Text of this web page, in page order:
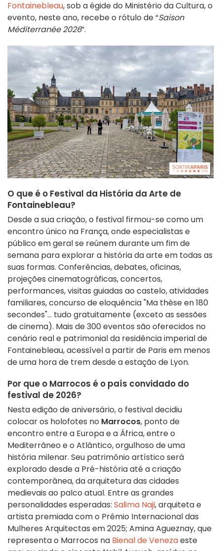
Fontainebleau, sob a égide do Ministério da Cultura, o
evento, neste ano, recebe o rótulo de “Saison
Méditerranée 2026”.
O que é o Festival da História da Arte de
Fontainebleau?
Desde a sua criação, o festival firmou-se como um
encontro único na França, onde especialistas e
público em geral se reúnem durante um fim de
semana para explorar a história da arte em todas as
suas formas. Conferências, debates, oficinas,
projeções cinematográficas, concertos,
performances, visitas guiadas ao castelo, atividades
familiares, concurso de eloquência "Ma thèse en 180
secondes"… tudo gratuitamente (exceto as sessões
de cinema). Mais de 300 eventos são oferecidos no
cenário real e patrimonial da residência imperial de
Fontainebleau, acessível a partir de Paris em menos
de uma hora de trem desde a estação de Lyon.
Por que o Marrocos é o país convidado do
festival de 2026?
Nesta edição de aniversário, o festival decidiu
colocar os holofotes no Marrocos, ponto de
encontro entre a Europa e a África, entre o
Mediterrâneo e o Atlântico, orgulhoso de uma
história milenar. Seu patrimônio artístico será
explorado desde a Pré-história até a criação
contemporânea, da arquitetura das cidades
medievais ao palco atual. Entre as grandes
personalidades esperadas: Salima Naji, arquiteta e
artista premiada com o Prêmio Internacional das
Mulheres Arquitectas em 2025; Amina Agueznay, que
representa o Marrocos na Bienal de Venezaeste